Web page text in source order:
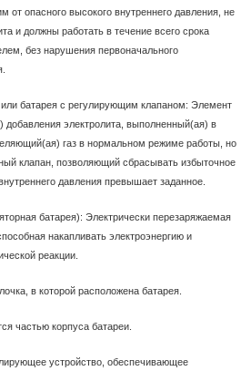
от опасного высокого внутреннего давления, не
и должны работать в течение всего срока
без нарушения первоначального
батарея с регулирующим клапаном: Элемент
добавления электролита, выполненный(ая) в
газ в нормальном режиме работы, но
клапан, позволяющий сбрасывать избыточное
давления превышает заданное.
батарея): Электрически перезаряжаемая
накапливать электроэнергию и
реакции.
в которой расположена батарея.
частью корпуса батареи.
устройство, обеспечивающее